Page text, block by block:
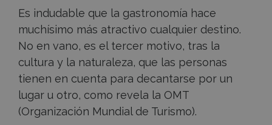
Es indudable que la gastronomía hace
muchísimo más atractivo cualquier destino.
No en vano, es el tercer motivo, tras la
cultura y la naturaleza, que las personas
tienen en cuenta para decantarse por un
lugar u otro, como revela la OMT
(Organización Mundial de Turismo).